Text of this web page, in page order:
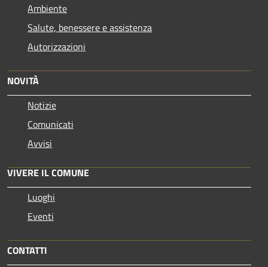
Ambiente
Salute, benessere e assistenza
Autorizzazioni
NOVITÀ
Notizie
Comunicati
Avvisi
VIVERE IL COMUNE
Luoghi
Eventi
CONTATTI